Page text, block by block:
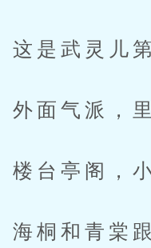
武灵儿第
气派，里
亭阁，小桥
和青棠跟在